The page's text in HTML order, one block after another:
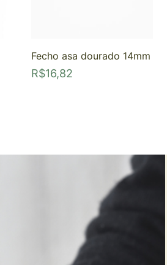
Fecho asa dourado 14mm
R$16,82